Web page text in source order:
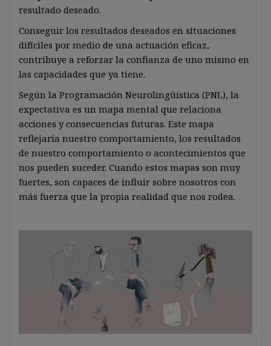
resultado deseado.
Conseguir los resultados deseados en situaciones
difíciles por medio de una actuación eficaz,
contribuye a reforzar la confianza de uno mismo en
las capacidades que ya tiene.
Según la Programación Neurolingüística (PNL), la
expectativa es un mapa mental que relaciona
acciones y consecuencias futuras. Este mapa
reflejaría nuestro comportamiento, los resultados
de nuestro comportamiento o acontecimientos que
nos pueden suceder. Cuando estos mapas son muy
fuertes, son capaces de influir sobre nosotros con
más fuerza que la propia realidad que nos rodea.